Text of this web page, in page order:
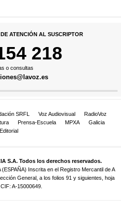
ATENCIÓN AL SUSCRIPTOR
218
o consultas
SRFL Voz Audiovisual
RadioVoz
Prensa-Escuela MPXA
Galicia
Editorial
S.A. Todos los derechos reservados.
(ESPAÑA) Inscrita en el Registro Mercantil de A
General, a los folios 91 y siguientes, hoja
A-15000649.